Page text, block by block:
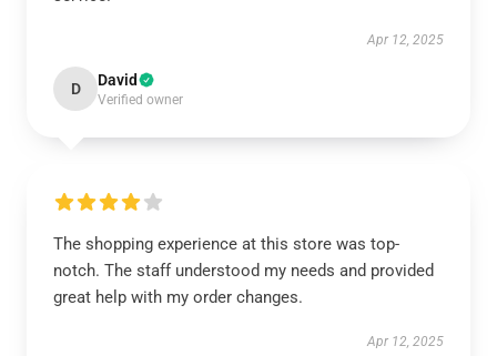
Apr 12, 2025
D David
Verified owner
The shopping experience at this store was top-
notch. The staff understood my needs and provided
great help with my order changes.
Apr 12, 2025